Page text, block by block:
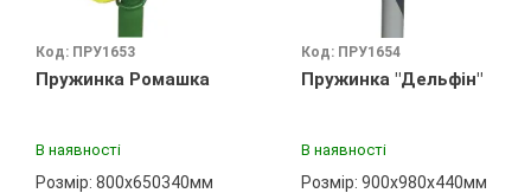
Код: ПРУ1653
Пружинка Ромашка
В наявності
Розмір: 800х650340мм
Код: ПРУ1654
Пружинка "Дельфін"
В наявності
Розмір: 900х980х440мм